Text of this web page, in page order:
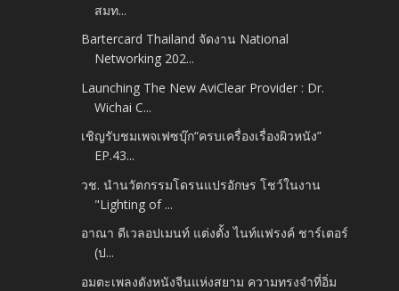
สมท...
Bartercard Thailand จัดงาน National
Networking 202...
Launching The New AviClear Provider : Dr.
Wichai C...
เชิญรับชมเพจเฟซบุ๊ก“ครบเครื่องเรื่องผิวหนัง”
EP.43...
วช. นำนวัตกรรมโดรนแปรอักษร โชว์ในงาน
"Lighting of ...
อาณา ดีเวลอปเมนท์ แต่งตั้ง ไนท์แฟรงค์ ชาร์เตอร์
(ป...
อมตะเพลงดังหนังจีนแห่งสยาม ความทรงจำที่อิ่ม